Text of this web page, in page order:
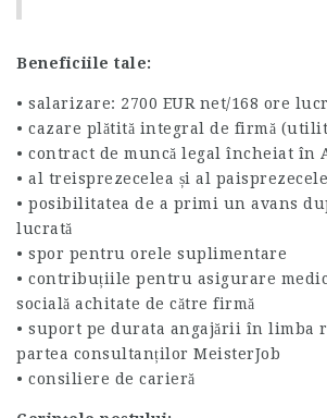
Beneficiile tale:
• salarizare: 2700 EUR net/168 ore
• cazare plătită integral de firmă
• contract de muncă legal încheiat în
• al treisprezecelea și al
• posibilitatea de a primi un avans
lucrată
• spor pentru orele suplimentare
• contribuțiile pentru asigurare
socială achitate de către firmă
• suport pe durata angajării în limba
partea consultanților MeisterJob
• consiliere de carieră